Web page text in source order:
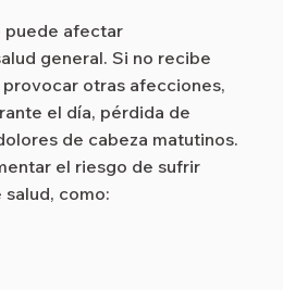
puede afectar
general. Si no recibe
otras afecciones,
el día, pérdida de
de cabeza matutinos.
el riesgo de sufrir
como: